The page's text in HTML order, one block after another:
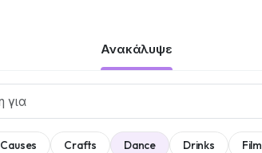
Ανακάλυψε
Causes Crafts Dance Drinks Film